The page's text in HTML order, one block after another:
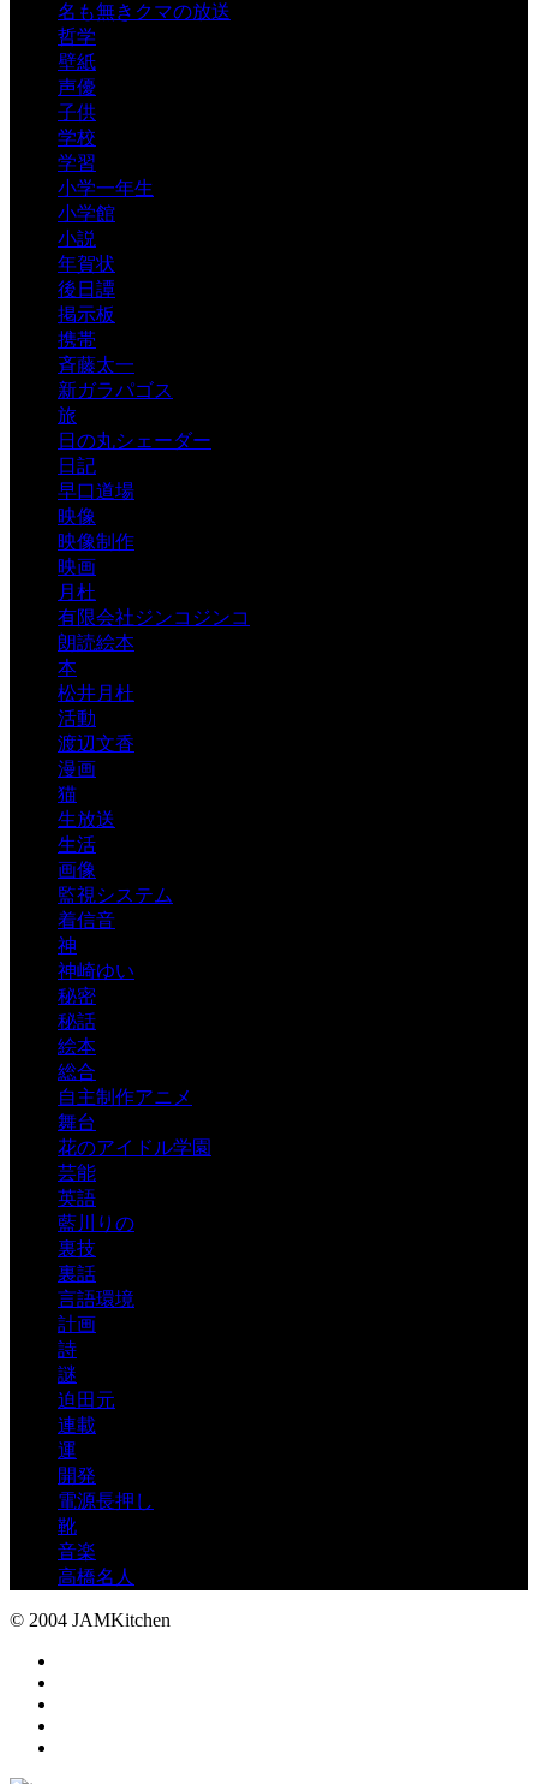
名も無きクマの放送
哲学
壁紙
声優
子供
学校
学習
小学一年生
小学館
小説
年賀状
後日譚
掲示板
携帯
斉藤太一
新ガラパゴス
旅
日の丸シェーダー
日記
早口道場
映像
映像制作
映画
月杜
有限会社ジンコジンコ
朗読絵本
本
松井月杜
活動
渡辺文香
漫画
猫
生放送
生活
画像
監視システム
着信音
神
神崎ゆい
秘密
秘話
絵本
総合
自主制作アニメ
舞台
花のアイドル学園
芸能
英語
藍川りの
裏技
裏話
言語環境
計画
詩
謎
迫田元
連載
運
開発
電源長押し
靴
音楽
高橋名人
© 2004 JAMKitchen